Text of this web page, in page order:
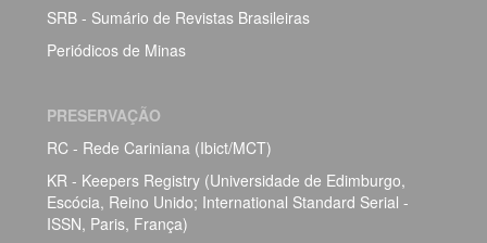
SRB - Sumário de Revistas Brasileiras
Periódicos de Minas
PRESERVAÇÃO
RC - Rede Cariniana (Ibict/MCT)
KR - Keepers Registry (Universidade de Edimburgo,
Escócia, Reino Unido; International Standard Serial -
ISSN, Paris, França)